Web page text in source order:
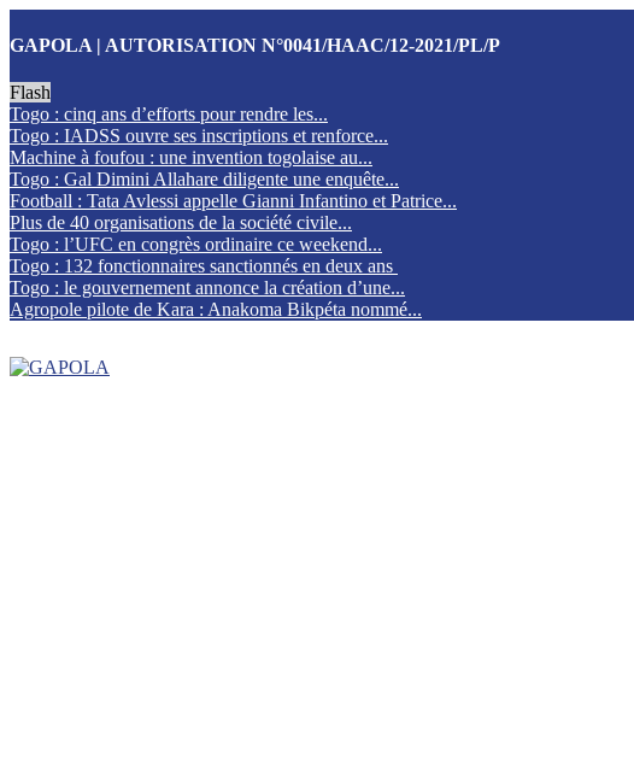
GAPOLA | AUTORISATION N°0041/HAAC/12-2021/PL/P
Flash
Togo : cinq ans d’efforts pour rendre les...
Togo : IADSS ouvre ses inscriptions et renforce...
Machine à foufou : une invention togolaise au...
Togo : Gal Dimini Allahare diligente une enquête...
Football : Tata Avlessi appelle Gianni Infantino et Patrice...
Plus de 40 organisations de la société civile...
Togo : l’UFC en congrès ordinaire ce weekend...
Togo : 132 fonctionnaires sanctionnés en deux ans
Togo : le gouvernement annonce la création d’une...
Agropole pilote de Kara : Anakoma Bikpéta nommé...